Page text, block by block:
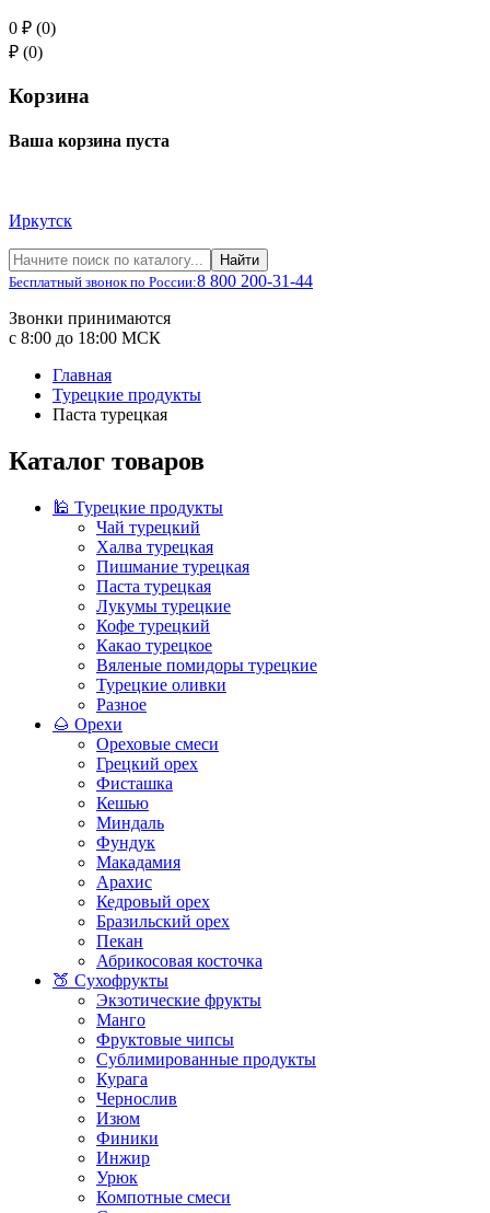
0 ₽ (0)
₽ (0)
Корзина
Ваша корзина пуста
Иркутск
Найти
Бесплатный звонок по России:8 800 200-31-44
Звонки принимаются
с 8:00 до 18:00 МСК
Главная
Турецкие продукты
Паста турецкая
Каталог товаров
🕌 Турецкие продукты
Чай турецкий
Халва турецкая
Пишмание турецкая
Паста турецкая
Лукумы турецкие
Кофе турецкий
Какао турецкое
Вяленые помидоры турецкие
Турецкие оливки
Разное
🌰 Орехи
Ореховые смеси
Грецкий орех
Фисташка
Кешью
Миндаль
Фундук
Макадамия
Арахис
Кедровый орех
Бразильский орех
Пекан
Абрикосовая косточка
🍑 Сухофрукты
Экзотические фрукты
Манго
Фруктовые чипсы
Сублимированные продукты
Курага
Чернослив
Изюм
Финики
Инжир
Урюк
Компотные смеси